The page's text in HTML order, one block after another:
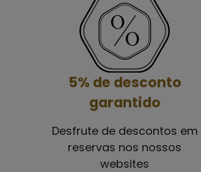
5% de desconto
garantido
Desfrute de descontos em
reservas nos nossos
websites